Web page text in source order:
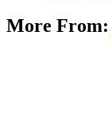
More From: